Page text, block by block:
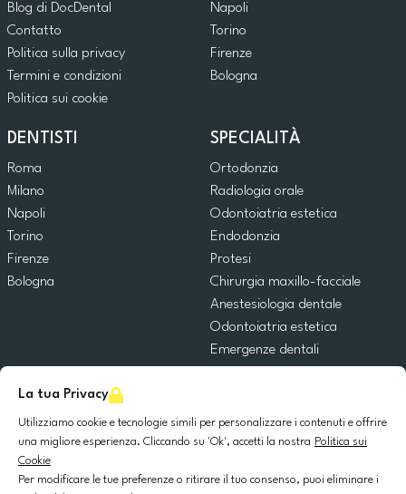
La tua Privacy
Utilizziamo cookie e tecnologie simili per personalizzare i contenuti e offrire
una migliore esperienza. Cliccando su 'Ok', accetti la nostra Politica sui
Cookie
Per modificare le tue preferenze o ritirare il tuo consenso, puoi eliminare i
Blog di DocDental
Contatto
Politica sulla privacy
Termini e condizioni
Politica sui cookie
Napoli
Torino
Firenze
Bologna
DENTISTI
Roma
Milano
Napoli
Torino
Firenze
Bologna
SPECIALITÀ
Ortodonzia
Radiologia orale
Odontoiatria estetica
Endodonzia
Protesi
Chirurgia maxillo-facciale
Anestesiologia dentale
Odontoiatria estetica
Emergenze dentali
Chirurgia orale
Implantologia dentale